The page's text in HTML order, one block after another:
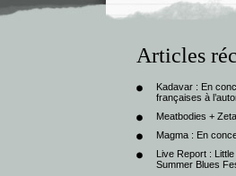
Articles
Kadavar : En
françaises à
Meatbodies +
Magma : En
Live Report :
Summer Blues